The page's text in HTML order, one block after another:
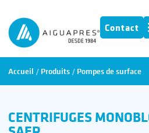
Contact
Accueil / Produits / Pompes de surface
CENTRIFUGES